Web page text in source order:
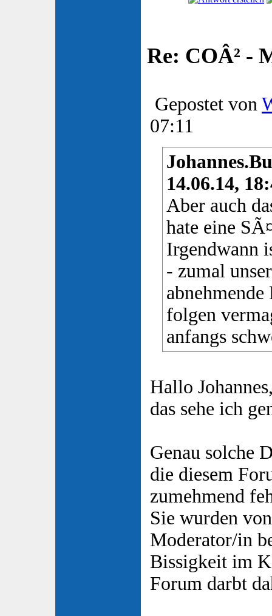
Re: COÂ² -
Gepostet von
07:11
14.06.14,
Aber auch
hate eine
Irgendwann
- zumal
folgen
anfangs
Hallo
das sehe ich
Genau solche
die diesem
zumehmend
Sie wurden
Moderator/in
Bissigkeit im
Forum darbt